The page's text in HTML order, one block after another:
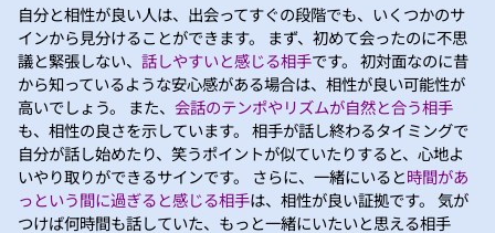
自分と相性が良い人は、出会ってすぐの段階でも、いくつかのサ
インから見分けることができます。 まず、初めて会ったのに不思
議と緊張しない、 話しやすいと感じる相手です。 初対面なのに昔
から知っているような安心感がある場合は、相性が良い可能性が
高いでしょう。 また、 会話のテンポやリズムが自然と合う相手
も、相性の良さを示しています。 相手が話し終わるタイミングで
自分が話し始めたり、笑うポイントが似ていたりすると、心地よ
いやり取りができるサインです。 さらに、一緒にいると時間があ
っという間に過ぎると感じる相手は、相性が良い証拠です。 気が
つけば何時間も話していた、もっと一緒にいたいと思える相手